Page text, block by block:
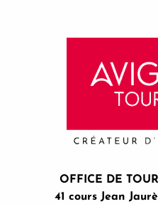
OFFICE DE
41 cours Jean